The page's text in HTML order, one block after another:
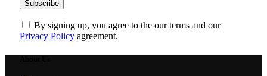
By signing up, you agree to the our terms and our
Privacy Policy agreement.